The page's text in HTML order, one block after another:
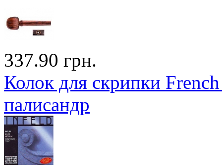
337.90 грн.
Колок для скрипки
палисандр